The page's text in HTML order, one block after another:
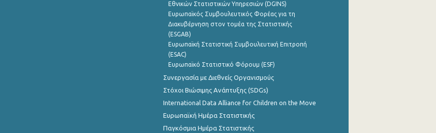
Εθνικών Στατιστικών Υπηρεσιών (DGINS)
Ευρωπαϊκός Συμβουλευτικός Φορέας για τη
Διακυβέρνηση στον τομέα της Στατιστικής
(ESGAB)
Ευρωπαϊκή Στατιστική Συμβουλευτική Επιτροπή
(ESAC)
Ευρωπαϊκό Στατιστικό Φόρουμ (ESF)
Συνεργασία με Διεθνείς Οργανισμούς
Στόχοι Βιώσιμης Ανάπτυξης (SDGs)
International Data Alliance for Children on the Move
Ευρωπαϊκή Ημέρα Στατιστικής
Παγκόσμια Ημέρα Στατιστικής